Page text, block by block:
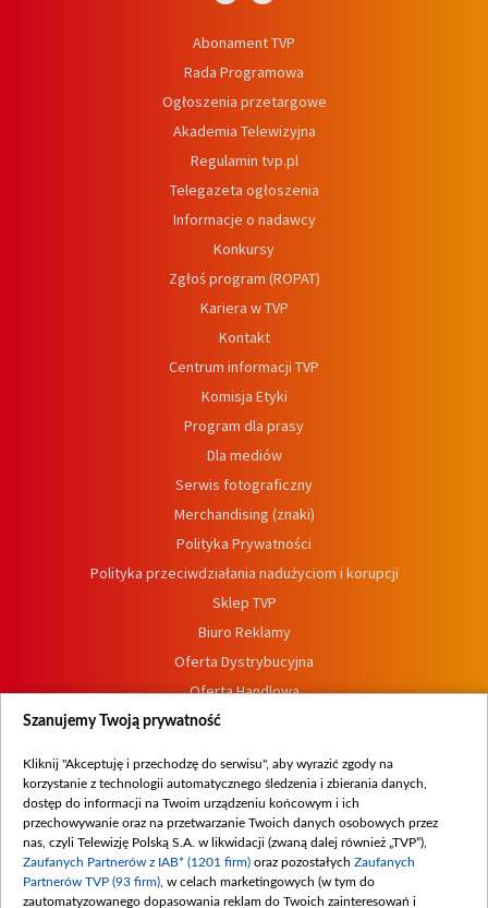
Abonament TVP
Rada Programowa
Ogłoszenia przetargowe
Akademia Telewizyjna
Regulamin tvp.pl
Telegazeta ogłoszenia
Informacje o nadawcy
Konkursy
Zgłoś program (ROPAT)
Kariera w TVP
Kontakt
Centrum informacji TVP
Komisja Etyki
Program dla prasy
Dla mediów
Serwis fotograficzny
Merchandising (znaki)
Polityka Prywatności
Polityka przeciwdziałania nadużyciom i korupcji
Sklep TVP
Biuro Reklamy
Oferta Dystrybucyjna
Oferta Handlowa
Dostępność
Procedura zgłoszeń wewnętrznych
Szanujemy Twoją prywatność
Kliknij "Akceptuję i przechodzę do serwisu", aby wyrazić zgody na
korzystanie z technologii automatycznego śledzenia i zbierania danych,
dostęp do informacji na Twoim urządzeniu końcowym i ich
przechowywanie oraz na przetwarzanie Twoich danych osobowych przez
nas, czyli Telewizję Polską S.A. w likwidacji (zwaną dalej również „TVP”),
Zaufanych Partnerów z IAB* (1201 firm) oraz pozostałych Zaufanych
Partnerów TVP (93 firm) , w celach marketingowych (w tym do
zautomatyzowanego dopasowania reklam do Twoich zainteresowań i